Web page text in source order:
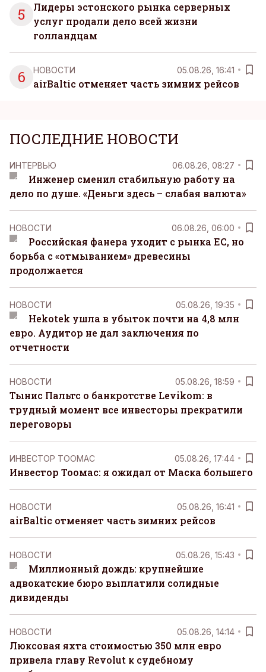
5
Лидеры эстонского рынка серверных
услуг продали дело всей жизни
голландцам
6 НОВОСТИ 05.08.26, 16:41
airBaltic отменяет часть зимних рейсов
ПОСЛЕДНИЕ НОВОСТИ
ИНТЕРВЬЮ 06.08.26, 08:27
Инженер сменил стабильную работу на
дело по душе. «Деньги здесь – слабая валюта»
НОВОСТИ 06.08.26, 06:00
Российская фанера уходит с рынка ЕС, но
борьба с «отмыванием» древесины
продолжается
НОВОСТИ 05.08.26, 19:35
Hekotek ушла в убыток почти на 4,8 млн
евро. Аудитор не дал заключения по
отчетности
НОВОСТИ 05.08.26, 18:59
Тынис Пальтс о банкротстве Levikom: в
трудный момент все инвесторы прекратили
переговоры
ИНВЕСТОР ТООМАС 05.08.26, 17:44
Инвестор Тоомас: я ожидал от Маска большего
НОВОСТИ 05.08.26, 16:41
airBaltic отменяет часть зимних рейсов
НОВОСТИ 05.08.26, 15:43
Миллионный дождь: крупнейшие
адвокатские бюро выплатили солидные
дивиденды
НОВОСТИ 05.08.26, 14:14
Люксовая яхта стоимостью 350 млн евро
привела главу Revolut к судебному